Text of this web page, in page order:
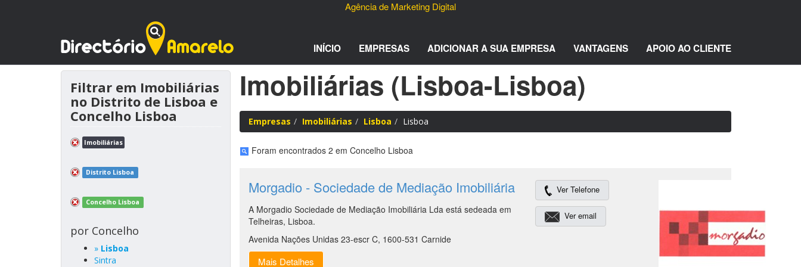
Agência de Marketing Digital
INÍCIO EMPRESAS ADICIONAR A SUA EMPRESA VANTAGENS APOIO AO CLIENTE
Filtrar em Imobiliárias
no Distrito de Lisboa e
Concelho Lisboa
Imobiliárias
Distrito Lisboa
Concelho Lisboa
por Concelho
» Lisboa
Sintra
Imobiliárias (Lisboa-Lisboa)
Empresas Imobiliárias Lisboa Lisboa
Foram encontrados 2 em Concelho Lisboa
Morgadio - Sociedade de Mediação Imobiliária
A Morgadio Sociedade de Mediação Imobiliária Lda está sedeada em
Telheiras, Lisboa.
Avenida Nações Unidas 23-escr C, 1600-531 Carnide
Mais Detalhes
Ver Telefone
Ver email